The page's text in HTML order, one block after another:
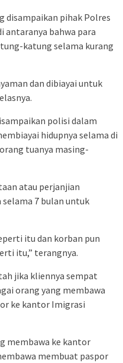
disampaikan pihak Polres
antaranya bahwa para
katung selama kurang
dan dibiayai untuk
polisi dalam
hidupnya selama di
tuanya masing-
atau perjanjian
7 bulan untuk
itu dan korban pun
itu,” terangnya.
jika kliennya sempat
orang yang membawa
ke kantor Imigrasi
membawa ke kantor
membuat paspor